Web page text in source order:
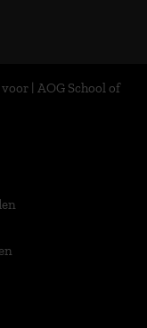
| AOG School of